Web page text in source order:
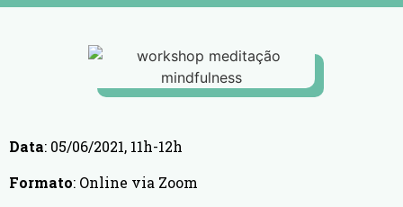
Data: 05/06/2021, 11h-12h
Formato: Online via Zoom